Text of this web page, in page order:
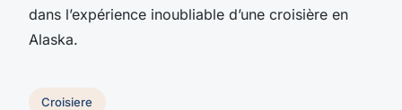
dans l’expérience inoubliable d’une croisière en
Alaska.
Croisiere